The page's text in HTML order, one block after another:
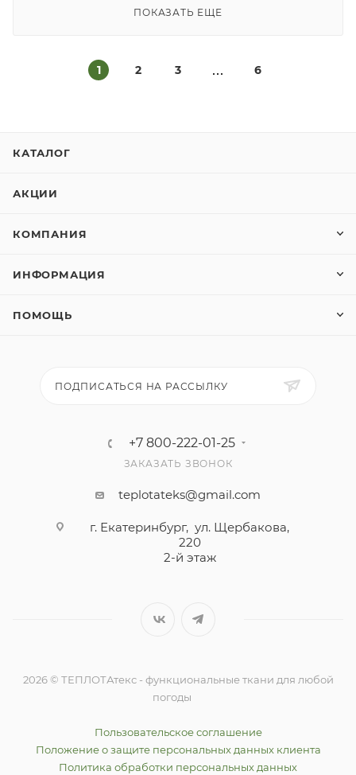
ПОКАЗАТЬ ЕЩЕ
1 2 3 6
КАТАЛОГ
АКЦИИ
КОМПАНИЯ
ИНФОРМАЦИЯ
ПОМОЩЬ
ПОДПИСАТЬСЯ НА РАССЫЛКУ
+7 800-222-01-25
ЗАКАЗАТЬ ЗВОНОК
teplotateks@gmail.com
г. Екатеринбург, ул. Щербакова,
220
2-й этаж
2026 © ТЕПЛОТАтекс - функциональные ткани для любой
погоды
Пользовательское соглашение
Положение о защите персональных данных клиента
Политика обработки персональных данных